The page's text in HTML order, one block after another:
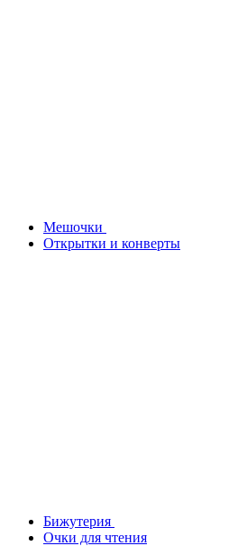
Мешочки
Открытки и конверты
Бижутерия
Очки для чтения